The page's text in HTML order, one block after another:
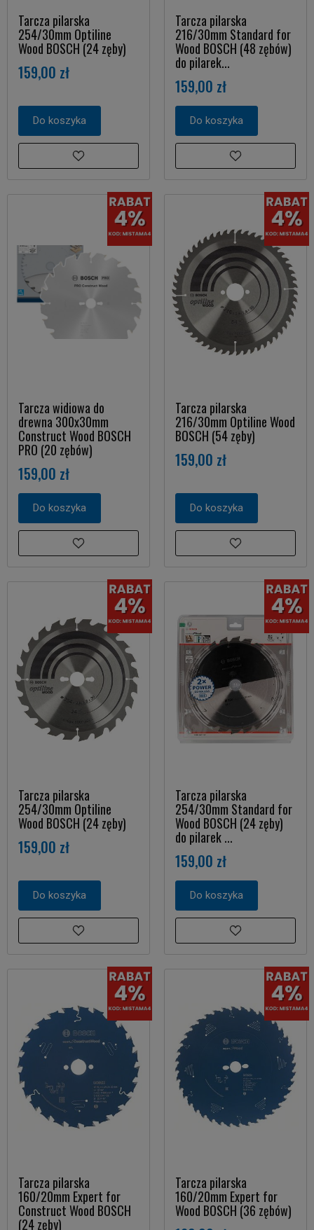
Tarcza pilarska
254/30mm Optiline
Wood BOSCH (24 zęby)
159,00 zł
Do koszyka
Tarcza pilarska
216/30mm Standard for
Wood BOSCH (48 zębów)
do pilarek...
159,00 zł
Do koszyka
Tarcza widiowa do
drewna 300x30mm
Construct Wood BOSCH
PRO (20 zębów)
159,00 zł
Do koszyka
Tarcza pilarska
216/30mm Optiline Wood
BOSCH (54 zęby)
159,00 zł
Do koszyka
Tarcza pilarska
254/30mm Optiline
Wood BOSCH (24 zęby)
159,00 zł
Do koszyka
Tarcza pilarska
254/30mm Standard for
Wood BOSCH (24 zęby)
do pilarek ...
159,00 zł
Do koszyka
Tarcza pilarska
160/20mm Expert for
Construct Wood BOSCH
(24 zęby)
Tarcza pilarska
160/20mm Expert for
Wood BOSCH (36 zębów)